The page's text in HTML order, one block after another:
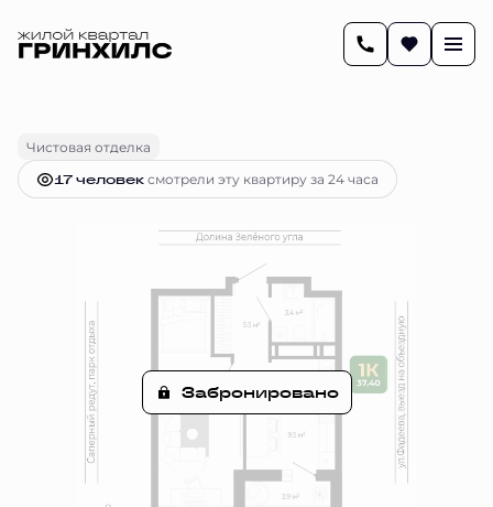
Чистовая отделка
17 человексмотрели эту квартиру за 24 часа
Забронировано